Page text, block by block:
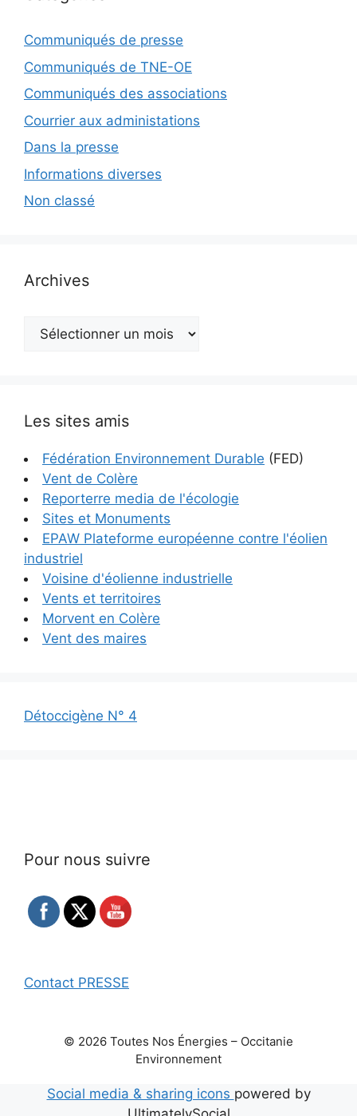
Communiqués de presse
Communiqués de TNE-OE
Communiqués des associations
Courrier aux administations
Dans la presse
Informations diverses
Non classé
Archives
Archives
Les sites amis
Fédération Environnement Durable (FED)
Vent de Colère
Reporterre media de l'écologie
Sites et Monuments
EPAW Plateforme européenne contre l'éolien
industriel
Voisine d'éolienne industrielle
Vents et territoires
Morvent en Colère
Vent des maires
Détoccigène N° 4
Pour nous suivre
Contact PRESSE
© 2026 Toutes Nos Énergies – Occitanie
Environnement
Social media & sharing icons powered by